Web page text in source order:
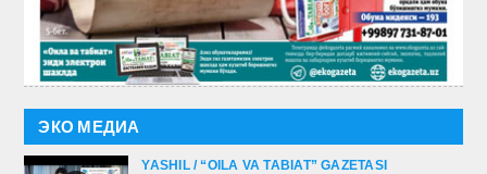
ЭКО МЕДИА
YASHIL / “OILA VA TABIAT” GAZETASI